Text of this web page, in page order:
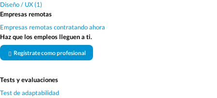
Diseño / UX (1)
Empresas remotas
Empresas remotas contratando ahora
Haz que los empleos lleguen a ti.
Regístrate como profesional
Tests y evaluaciones
Test de adaptabilidad